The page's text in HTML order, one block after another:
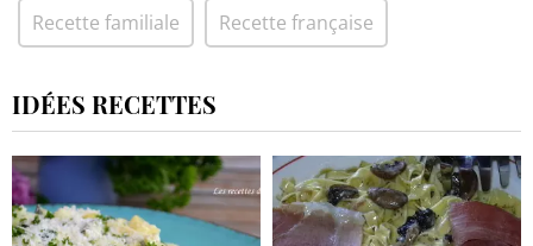
Recette familiale Recette française
IDÉES RECETTES